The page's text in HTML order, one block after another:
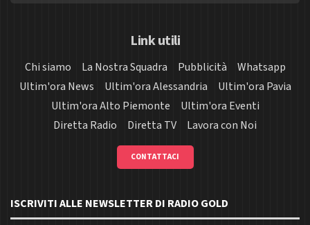
Link utili
Chi siamo La Nostra Squadra Pubblicità
Whatsapp
Ultim'ora News
Ultim'ora Alessandria
Ultim'ora Pavia
Ultim'ora Alto Piemonte
Ultim'ora Eventi
Diretta Radio
Diretta TV Lavora con Noi
CONTATTACI
ISCRIVITI ALLE NEWSLETTER DI RADIO GOLD